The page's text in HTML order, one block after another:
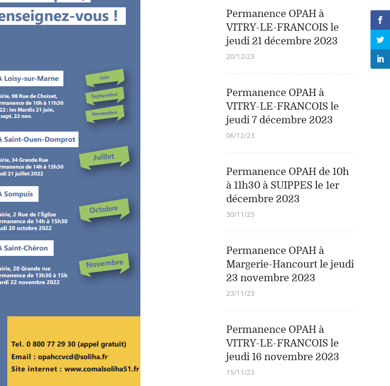
Permanence OPAH à
VITRY-LE-FRANCOIS le
jeudi 21 décembre 2023
20/12/23
Permanence OPAH à
VITRY-LE-FRANCOIS le
jeudi 7 décembre 2023
06/12/23
Permanence OPAH de 10h
à 11h30 à SUIPPES le 1er
décembre 2023
30/11/23
Permanence OPAH à
Margerie-Hancourt le jeudi
23 novembre 2023
23/11/23
Permanence OPAH à
VITRY-LE-FRANCOIS le
jeudi 16 novembre 2023
15/11/23